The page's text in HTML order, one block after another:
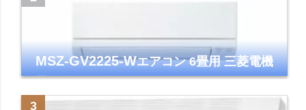
MSZ-GV2225-Wエアコン 6畳用 三菱電機
霧ヶ峰 2025年モデル GVシリーズ ピュアホ
ワイト 清潔 除湿 単相100V